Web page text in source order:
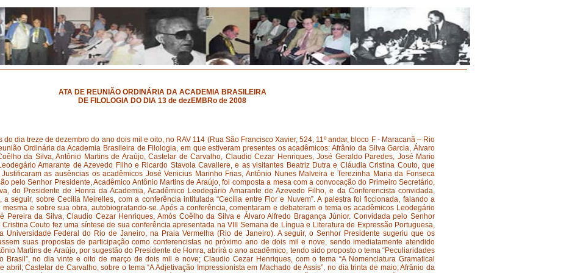
ATADE REUNIÃO ORDINÁRIA DA ACADEMIA BRASILEIRA
DE FILOLOGIA DO DIA 13 de dezEMBRo de 2008
dia treze de dezembro do ano dois mil e oito, no RAV 114 (Rua São Francisco Xavier, 524, 11º andar, bloco F - Maracanã – Rio
Ordinária da Academia Brasileira de Filologia, em que estiveram presentes os acadêmicos: Afrânio da Silva Garcia, Álvaro
da Silva, Antônio Martins de Araújo, Castelar de Carvalho, Claudio Cezar Henriques, José Geraldo Paredes, José Mario
Amarante de Azevedo Filho e Ricardo Stavola Cavaliere, e as visitantes Beatriz Dutra e Cláudia Cristina Couto, que
as ausências os acadêmicos José Venicius Marinho Frias, Antônio Nunes Malveira e Terezinha Maria da Fonseca
pelo Senhor Presidente, Acadêmico Antônio Martins de Araújo, foi composta a mesa com a convocação do Primeiro Secretário,
do Presidente de Honra da Academia, Acadêmico Leodegário Amarante de Azevedo Filho, e da Conferencista convidada,
a seguir, sobre Cecília Meirelles, com a conferência intitulada “Cecília entre Flor e Nuvem”. A palestra foi ficcionada, falando a
e sobre sua obra, autobiografando-se. Após a conferência, comentaram e debateram o tema os acadêmicos Leodegário
Pereira da Silva, Claudio Cezar Henriques, Amós Coêlho da Silva e Álvaro Alfredo Bragança Júnior. Convidada pelo Senhor
Couto fez uma síntese de sua conferência apresentada na VIII Semana de Língua e Literatura de Expressão Portuguesa,
Universidade Federal do Rio de Janeiro, na Praia Vermelha (Rio de Janeiro). A seguir, o Senhor Presidente sugeriu que os
suas propostas de participação como conferencistas no próximo ano de dois mil e nove, sendo imediatamente atendido
Martins de Araújo, por sugestão do Presidente de Honra, abrirá o ano acadêmico, tendo sido proposto o tema “Peculiaridades
Brasil”, no dia vinte e oito de março de dois mil e nove; Claudio Cezar Henriques, com o tema “A Nomenclatura Gramatical
abril; Castelar de Carvalho, sobre o tema “A Adjetivação Impressionista em Machado de Assis”, no dia trinta de maio; Afrânio da